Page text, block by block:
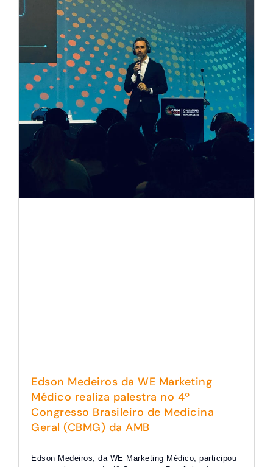
Edson Medeiros da WE Marketing
Médico realiza palestra no 4º
Congresso Brasileiro de Medicina
Geral (CBMG) da AMB
Edson Medeiros, da WE Marketing Médico, participou